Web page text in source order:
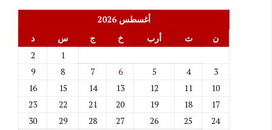
أغسطس 2026
ن
ث أرب خ ج س
د
1
2
3
4
5
6
7
8
9
10
11
12
13
14
15
16
17
18
19
20
21
22
23
24
25
26
27
28
29
30